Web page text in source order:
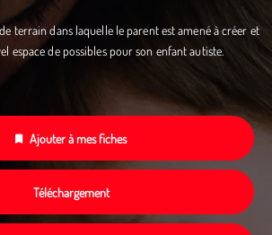
terrain dans laquelle le parent est amené à créer et
espace de possibles pour son enfant autiste.
Ajouter à mes fiches
Téléchargement